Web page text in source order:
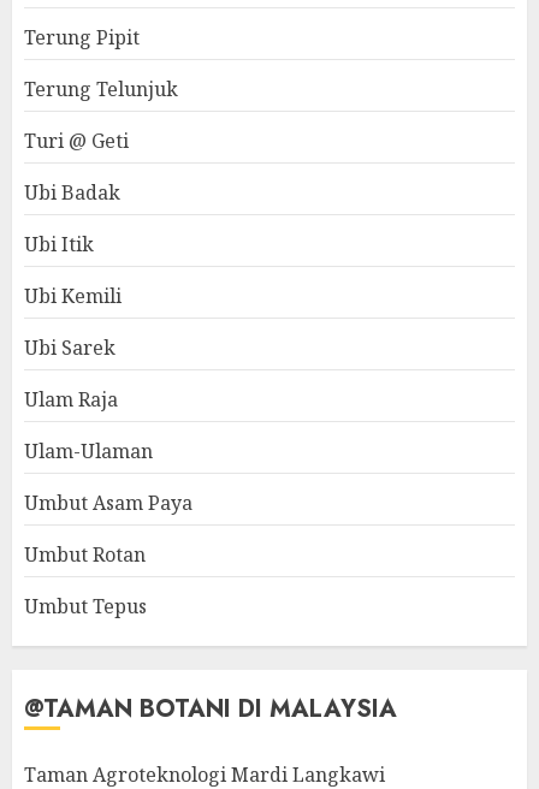
Terung Pipit
Terung Telunjuk
Turi @ Geti
Ubi Badak
Ubi Itik
Ubi Kemili
Ubi Sarek
Ulam Raja
Ulam-Ulaman
Umbut Asam Paya
Umbut Rotan
Umbut Tepus
@TAMAN BOTANI DI MALAYSIA
Taman Agroteknologi Mardi Langkawi